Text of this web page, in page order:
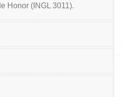
Honor (INGL 3011).